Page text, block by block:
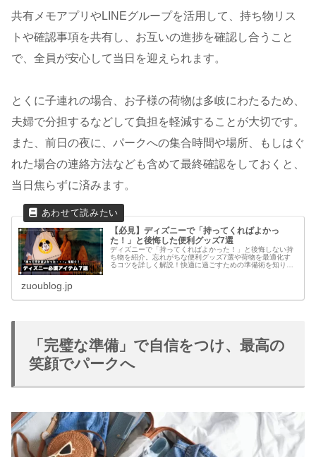
共有メモアプリやLINEグループを活用して、持ち物リス
トや確認事項を共有し、お互いの進捗を確認し合うこと
で、全員が安心して当日を迎えられます。
とくに子連れの場合、お子様の荷物は多岐にわたるため、
夫婦で分担するなどして負担を軽減することが大切です。
また、前日の夜に、パークへの集合時間や場所、もしはぐ
れた場合の連絡方法なども含めて最終確認をしておくと、
当日焦らずに済みます。
【必見】ディズニーで「持ってくればよかっ
た！」と後悔した便利グッズ7選
ディズニーで「持ってくればよかった！」と後悔しない持
ち物を紹介。忘れがちな便利グッズ7選や荷物を最適化す
るコツを詳しく解説！快適に過ごすための準備術を知り、
zuoublog.jp
「完璧な準備」で自信をつけ、最高の
笑顔でパークへ